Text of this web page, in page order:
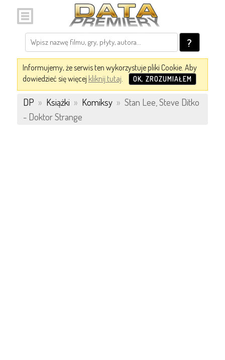
?
Informujemy, że serwis ten wykorzystuje pliki Cookie. Aby
dowiedzieć się więcej kliknij tutaj. OK, ZROZUMIAŁEM
DP » Książki » Komiksy » Stan Lee, Steve Ditko
- Doktor Strange